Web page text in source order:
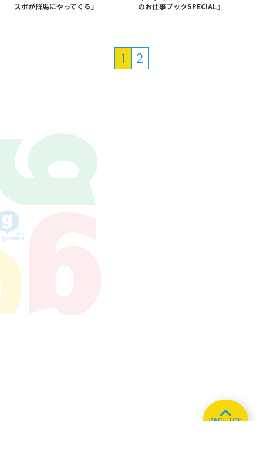
スポが群馬にやってくる」
のお仕事ブックSPECIAL』
送
1 2
PAGE TOP